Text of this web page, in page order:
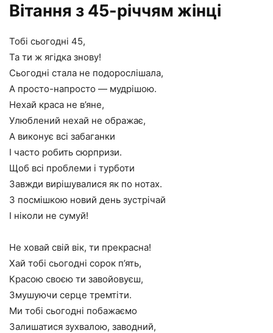
Вітання з 45-річчям жінці
Тобі сьогодні 45,
Та ти ж ягідка знову!
Сьогодні стала не подорослішала,
А просто-напросто — мудрішою.
Нехай краса не в’яне,
Улюблений нехай не ображає,
А виконує всі забаганки
І часто робить сюрпризи.
Щоб всі проблеми і турботи
Завжди вирішувалися як по нотах.
З посмішкою новий день зустрічай
І ніколи не сумуй!
Не ховай свій вік, ти прекрасна!
Хай тобі сьогодні сорок п’ять,
Красою своєю ти завойовуєш,
Змушуючи серце тремтіти.
Ми тобі сьогодні побажаємо
Залишатися зухвалою, заводний,